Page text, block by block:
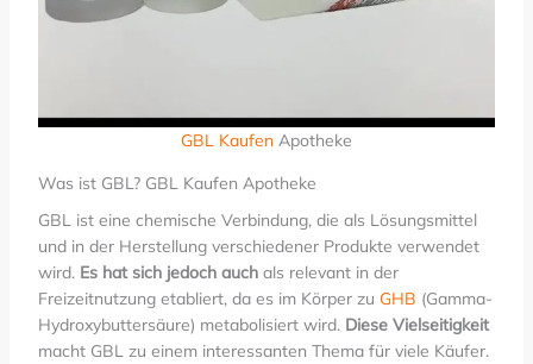
GBL Kaufen Apotheke
Was ist GBL? GBL Kaufen Apotheke
GBL ist eine chemische Verbindung, die als Lösungsmittel
und in der Herstellung verschiedener Produkte verwendet
wird. Es hat sich jedoch auchals relevant in der
Freizeitnutzung etabliert, da es im Körper zu GHB (Gamma-
Hydroxybuttersäure) metabolisiert wird. Diese Vielseitigkeit
macht GBL zu einem interessanten Thema für viele Käufer.